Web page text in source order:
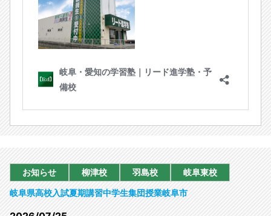
お知らせ 柳津校 羽島校
岐阜東校
岐阜県高校入試夏期講習中学生集団授業岐阜市